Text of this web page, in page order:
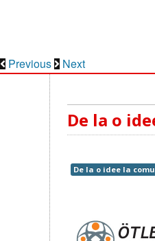
Previous Next
De la o
De la o idee la